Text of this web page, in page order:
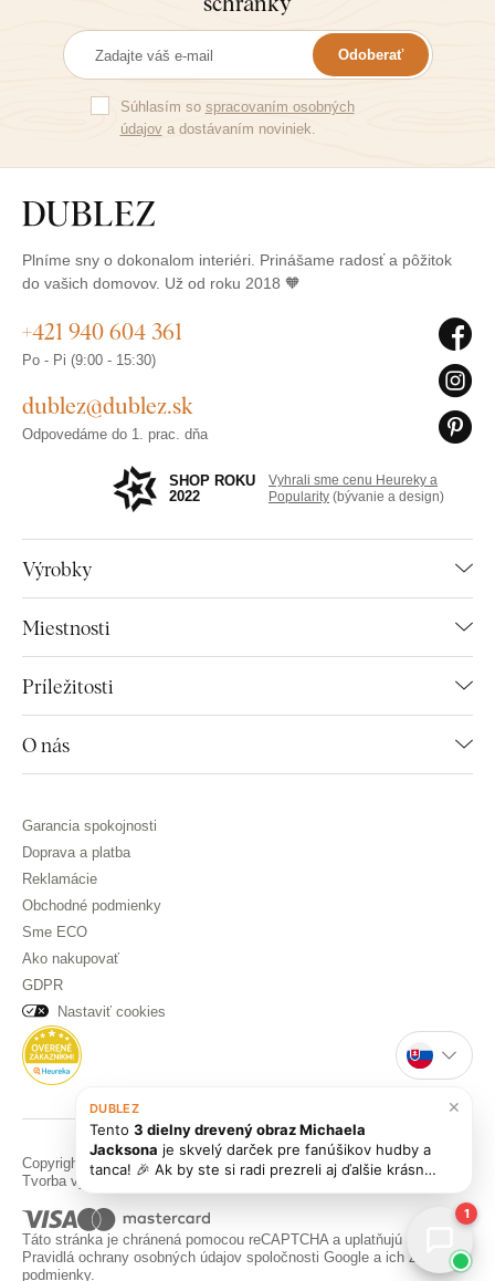
Odoberať
Súhlasím so spracovaním osobných
údajova dostávaním noviniek.
Plníme sny o dokonalom interiéri. Prinášame radosť a pôžitok
do vašich domovov. Už od roku 2018 🧡
Výrobky
Miestnosti
Príležitosti
O nás
+421 940 604 361
Po - Pi (9:00 - 15:30)
dublez@dublez.sk
Odpovedáme do 1. prac. dňa
SHOP ROKU
2022
Vyhrali sme cenu Heureky a
Popularity (bývanie a design)
Garancia spokojnosti
Doprava a platba
Reklamácie
Obchodné podmienky
Sme ECO
Ako nakupovať
GDPR
Nastaviť cookies
Copyright © DUBLEZ 2026 | Všetky práva vyhradené
Tvorba výkonných internetových obchodov od
RIESENIA
Táto stránka je chránená pomocou reCAPTCHA a uplatňujú sa
Pravidlá ochrany osobných údajov spoločnosti Google a ich Zmluvné
podmienky.
1
DUBLEZ
Tento 3 dielny drevený obraz Michaela
Jacksona je skvelý darček pre fanúšikov hudby a
tanca! 🎉 Ak by ste si radi prezreli aj ďalšie krásne
[Drevené obrazy na stenu]
(https://www.dublez.sk/drev
×